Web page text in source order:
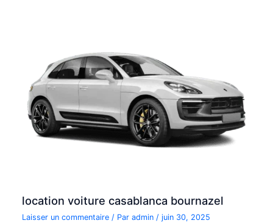
location voiture casablanca bournazel
Laisser un commentaire / Paradmin/juin 30, 2025